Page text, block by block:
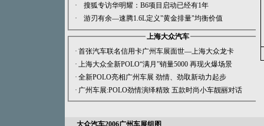
·
搜狐专访华明耀：B6项目启动已经有1年
·
游刃有余—速腾1.6L定义"黄金排量"均衡价值
上海大众汽车
· 首张汽车联名信用卡广州车展面世—上海大众龙卡
· 上海大众全新POLO“满月”销量5000 再现火爆场景
· 全新POLO亮相广州车展 劲情、劲取新动力起步
· 广州车展:POLO劲情演绎精致 五款时尚小车靓丽对话
大众汽车2006广州车展组图